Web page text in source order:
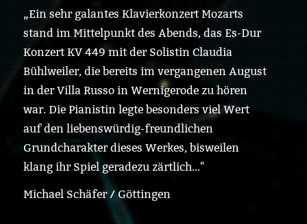
„Ein sehr galantes Klavierkonzert Mozarts
stand im Mittelpunkt des Abends, das Es-Dur
Konzert KV 449 mit der Solistin Claudia
Bühlweiler, die bereits im vergangenen August
in der Villa Russo in Wernigerode zu hören
war. Die Pianistin legte besonders viel Wert
auf den liebenswürdig-freundlichen
Grundcharakter dieses Werkes, bisweilen
klang ihr Spiel geradezu zärtlich..."
Michael Schäfer / Göttingen